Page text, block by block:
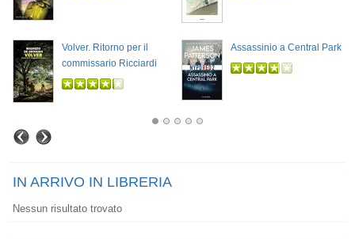
Volver. Ritorno per il
commissario Ricciardi
Assassinio a Central Park
IN ARRIVO IN LIBRERIA
Nessun risultato trovato